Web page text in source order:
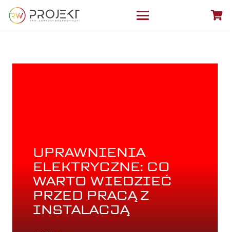
UPRAWNIENIA
ELEKTRYCZNE: CO
WARTO WIEDZIEĆ
PRZED PRACĄ Z
INSTALACJĄ